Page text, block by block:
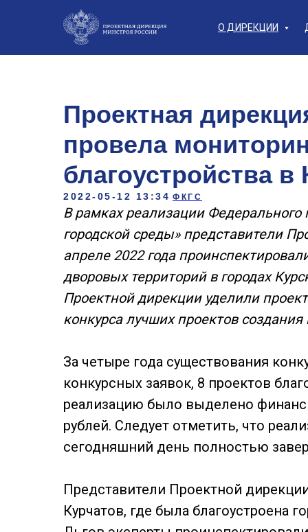
О ДИРЕКЦИИ
Проектная
провела
благоустройства в
2022-05-12 13:34 ФКГС
В рамках реализации
городской среды» представители
апреле 2022 года
дворовых территорий в городах
Проектной дирекции уделили
конкурса лучших проектов
За четыре года существования
конкурсных заявок, 8 проектов
реализацию было выделено
рублей. Следует отметить, что
сегодняшний день полностью
Представители Проектной
Курчатов, где была благоустроена